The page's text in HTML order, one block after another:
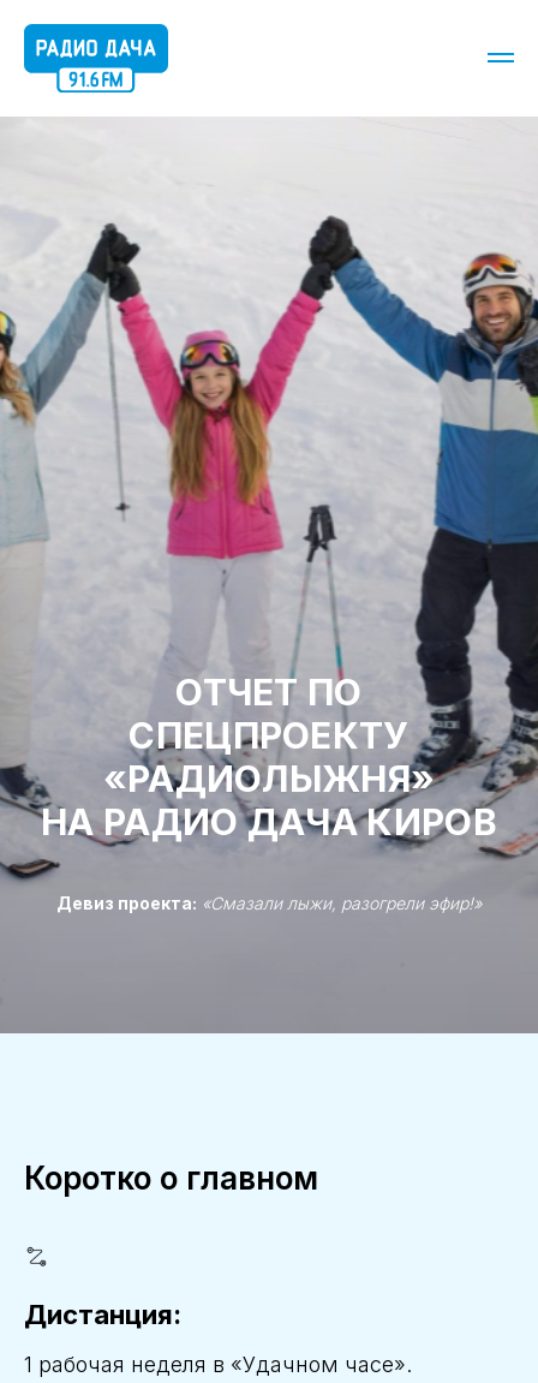
ОТЧЕТ ПО
СПЕЦПРОЕКТУ
«РАДИОЛЫЖНЯ»
НА РАДИО ДАЧА КИРОВ
Девиз проекта: «Смазали лыжи, разогрели эфир!»
Коротко о главном
Дистанция:
1 рабочая неделя в «Удачном часе».